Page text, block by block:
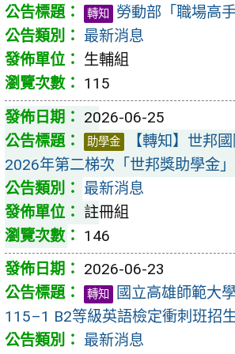
轉知
勞動部「職場高
最新消息
生輔組
115
2026-06-25
助學金
【轉知】世邦
2026年第二梯次「世邦獎助學金
最新消息
註冊組
146
2026-06-23
轉知
國立高雄師範大
115–1 B2等級英語檢定衝刺班招
最新消息